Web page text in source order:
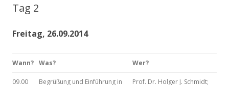
Tag 2
Freitag, 26.09.2014
Wann? Was? Wer?
09.00
Begrüßung und Einführung in
Prof. Dr. Holger J. Schmidt;